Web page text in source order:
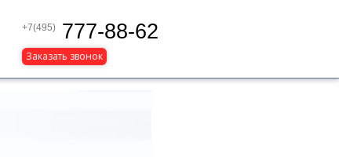
+7(495) 777-88-62
Заказать звонок